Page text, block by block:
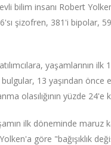
bilim insanı Robert
şizofren, 381'i bipolar,
yaşamlarının
13 yaşından önce
olasılığının yüzde
ilk döneminde maruz
göre "bağışıklık